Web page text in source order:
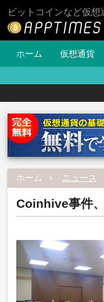
ビットコインなど仮
ホーム 仮想通貨
ホーム ニュース
Coinhive事件